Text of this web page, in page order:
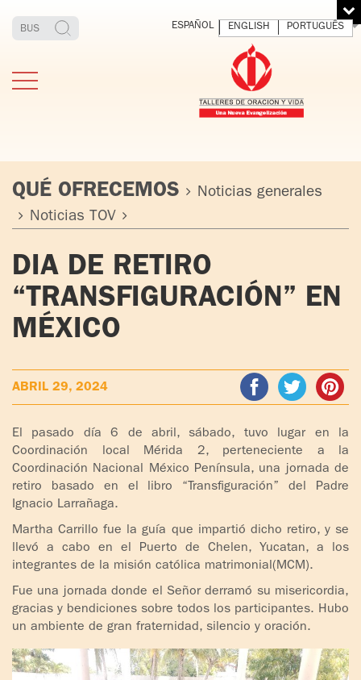
TOV ADULTOS
TOV JÓVENES
ADOLESCENTES
CURSO
MATRIMONIAL
ENCUENTRO DE
EXPERIENCIA DE
DIOS
CHARLAS Y
JORNADAS DE
EVANGELIZACIÓN
CÍRCULOS DE
PADRE
IGNACIO
IGNACIO
LARRAÑAGA
OBRA
IGNACIO
LARRAÑAGA
LIBROS
VIDEOS
AUDIOS
ESPAÑOL ENGLISH PORTUGUÊS
QUÉ OFRECEMOS
Noticias generales
Noticias TOV
DIA DE RETIRO
“TRANSFIGURACIÓN” EN
MÉXICO
ABRIL 29, 2024
El pasado día 6 de abril, sábado, tuvo lugar en la
Coordinación local Mérida 2, perteneciente a la
Coordinación Nacional México Península, una jornada de
retiro basado en el libro “Transfiguración” del Padre
Ignacio Larrañaga.
Martha Carrillo fue la guía que impartió dicho retiro, y se
llevó a cabo en el Puerto de Chelen, Yucatan, a los
integrantes de la misión católica matrimonial(MCM).
Fue una jornada donde el Señor derramó su misericordia,
gracias y bendiciones sobre todos los participantes. Hubo
un ambiente de gran fraternidad, silencio y oración.